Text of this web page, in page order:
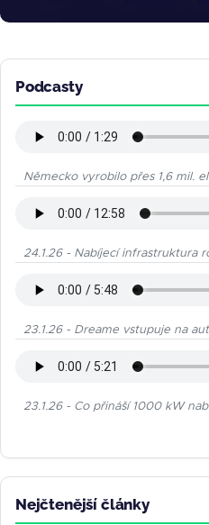
Podcasty
Německo vyrobilo přes 1,6 mil.
24.1.26 - Nabíjecí infrastruktura
23.1.26 - Dreame vstupuje na
23.1.26 - Co přináší 1000 kW
Nejčtenější články